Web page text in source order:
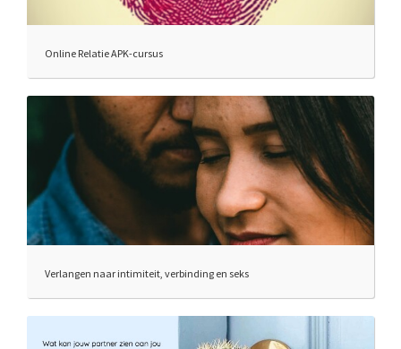
Online Relatie APK-cursus
Verlangen naar intimiteit, verbinding en seks